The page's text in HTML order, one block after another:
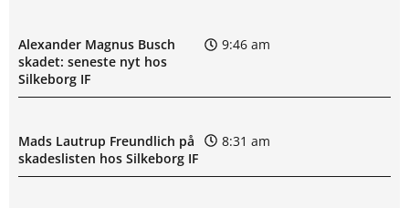
Alexander Magnus Busch
skadet: seneste nyt hos
Silkeborg IF
9:46 am
Mads Lautrup Freundlich på
skadeslisten hos Silkeborg IF
8:31 am